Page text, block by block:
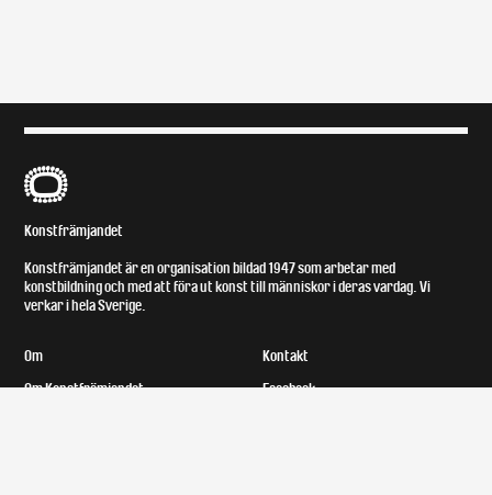
B
Konstfrämjandet
Konstfrämjandet är en organisation bildad 1947 som arbetar med
konstbildning och med att föra ut konst till människor i deras vardag. Vi
verkar i hela Sverige.
Om
Om Konstfrämjandet
Kontakt
Facebook